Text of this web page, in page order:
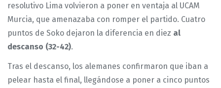
resolutivo Lima volvieron a poner en ventaja al UCAM
Murcia, que amenazaba con romper el partido. Cuatro
puntos de Soko dejaron la diferencia en diez al
descanso (32-42).
Tras el descanso, los alemanes confirmaron que iban a
pelear hasta el final, llegándose a poner a cinco puntos